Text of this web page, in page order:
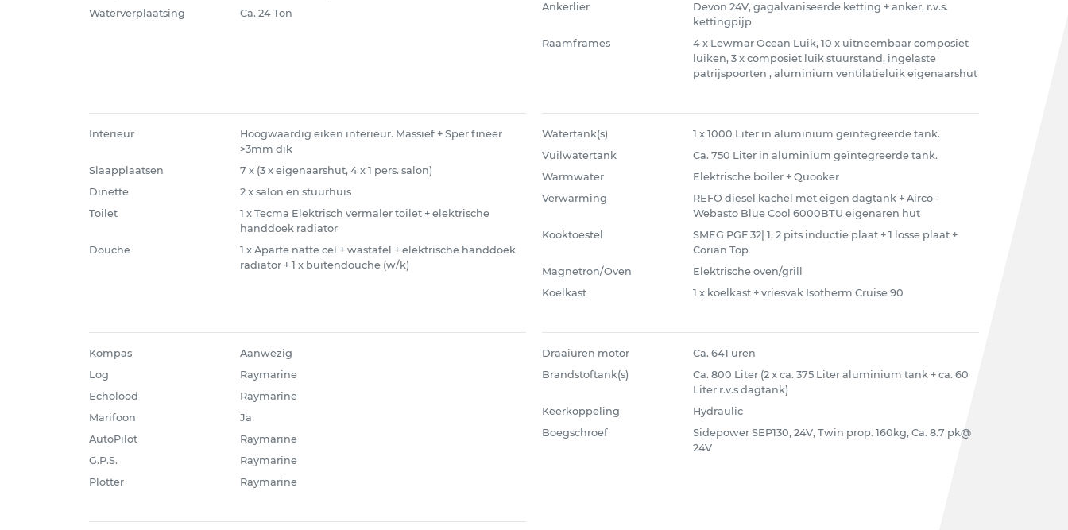
Waterverplaatsing
Ca. 24 Ton
Ankerlier
Devon 24V, gagalvaniseerde ketting + anker, r.v.s.
kettingpijp
Raamframes
4 x Lewmar Ocean Luik, 10 x uitneembaar composiet
luiken, 3 x composiet luik stuurstand, ingelaste
patrijspoorten , aluminium ventilatieluik eigenaarshut
Interieur
Hoogwaardig eiken interieur. Massief + Sper fineer
>3mm dik
Slaapplaatsen
7 x (3 x eigenaarshut, 4 x 1 pers. salon)
Dinette
2 x salon en stuurhuis
Toilet
1 x Tecma Elektrisch vermaler toilet + elektrische
handdoek radiator
Douche
1 x Aparte natte cel + wastafel + elektrische handdoek
radiator + 1 x buitendouche (w/k)
Watertank(s)
1 x 1000 Liter in aluminium geïntegreerde tank.
Vuilwatertank
Ca. 750 Liter in aluminium geïntegreerde tank.
Warmwater
Elektrische boiler + Quooker
Verwarming
REFO diesel kachel met eigen dagtank + Airco -
Webasto Blue Cool 6000BTU eigenaren hut
Kooktoestel
SMEG PGF 32| 1, 2 pits inductie plaat + 1 losse plaat +
Corian Top
Magnetron/Oven
Elektrische oven/grill
Koelkast
1 x koelkast + vriesvak Isotherm Cruise 90
Kompas
Aanwezig
Log
Raymarine
Echolood
Raymarine
Marifoon
Ja
AutoPilot
Raymarine
G.P.S.
Raymarine
Plotter
Raymarine
Draaiuren motor
Ca. 641 uren
Brandstoftank(s)
Ca. 800 Liter (2 x ca. 375 Liter aluminium tank + ca. 60
Liter r.v.s dagtank)
Keerkoppeling
Hydraulic
Boegschroef
Sidepower SEP130, 24V, Twin prop. 160kg, Ca. 8.7 pk@
24V